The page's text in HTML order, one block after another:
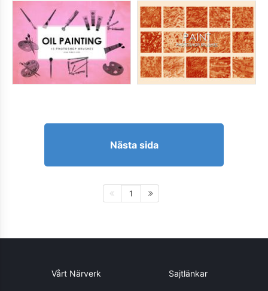
Nästa sida
1
Vårt Närverk Sajtlänkar